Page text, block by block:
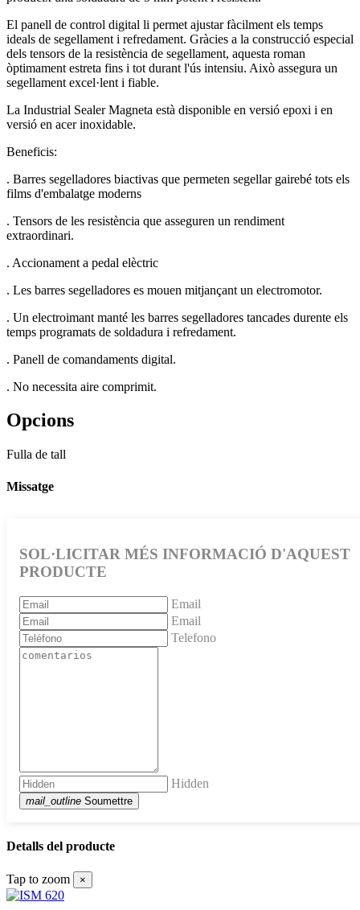
El panell de control digital li permet ajustar fàcilment els temps
ideals de segellament i refredament. Gràcies a la construcció especial
dels tensors de la resistència de segellament, aquesta roman
òptimament estreta fins i tot durant l'ús intensiu. Això assegura un
segellament excel·lent i fiable.
La Industrial Sealer Magneta està disponible en versió epoxi i en
versió en acer inoxidable.
Beneficis:
. Barres segelladores biactivas que permeten segellar gairebé tots els
films d'embalatge moderns
. Tensors de les resistència que asseguren un rendiment
extraordinari.
. Accionament a pedal elèctric
. Les barres segelladores es mouen mitjançant un electromotor.
. Un electroimant manté les barres segelladores tancades durente els
temps programats de soldadura i refredament.
. Panell de comandaments digital.
. No necessita aire comprimit.
Opcions
Fulla de tall
Missatge
SOL·LICITAR MÉS INFORMACIÓ D'AQUEST
PRODUCTE
Email
Email
Telefono
Hidden
mail_outline Soumettre
Detalls del producte
Tap to zoom ×